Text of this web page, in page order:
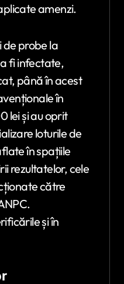
amenzi.
de probe la
fi infectate,
până în acest
în
lei și au oprit
loturile de
în spațiile
rezultatelor, cele
către
și în